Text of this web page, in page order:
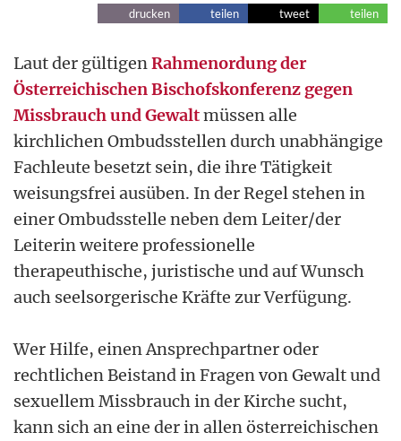
drucken teilen tweet teilen
Laut der gültigenRahmenordung der
Österreichischen Bischofskonferenz gegen
Missbrauch und Gewaltmüssen alle
kirchlichen Ombudsstellen durch unabhängige
Fachleute besetzt sein, die ihre Tätigkeit
weisungsfrei ausüben. In der Regel stehen in
einer Ombudsstelle neben dem Leiter/der
Leiterin weitere professionelle
therapeuthische, juristische und auf Wunsch
auch seelsorgerische Kräfte zur Verfügung.
Wer Hilfe, einen Ansprechpartner oder
rechtlichen Beistand in Fragen von Gewalt und
sexuellem Missbrauch in der Kirche sucht,
kann sich an eine der in allen österreichischen